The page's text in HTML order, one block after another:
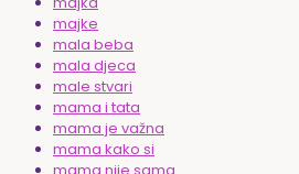
majke
mala beba
mala djeca
male stvari
mama i tata
mama je važna
mama kako si